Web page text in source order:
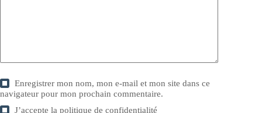
Enregistrer mon nom, mon e-mail et mon site dans ce
navigateur pour mon prochain commentaire.
J’accepte lapolitique de confidentialité